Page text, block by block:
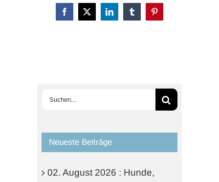
Facebook
X LinkedInTumblrPinterest
Suche
Neueste Beiträge
02. August 2026 : Hunde,